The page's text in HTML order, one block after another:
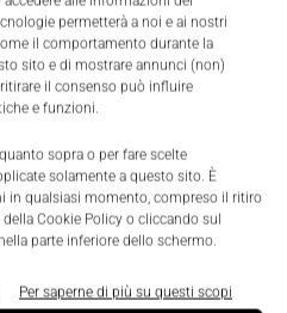
permetterà a noi e ai nostri
il comportamento durante la
sito e di mostrare annunci (non)
il consenso può influire
e funzioni.
sopra o per fare scelte
solamente a questo sito. È
in qualsiasi momento, compreso il ritiro
Cookie Policy o cliccando sul
parte inferiore dello schermo.
Per saperne di più su questi scopi
⇢